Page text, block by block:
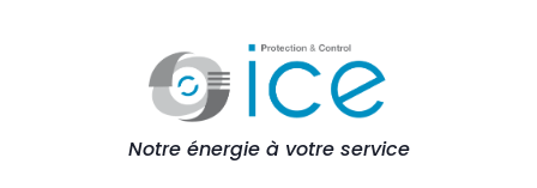
Notre énergie à votre service